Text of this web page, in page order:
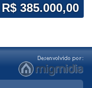
R$ 385.000,00